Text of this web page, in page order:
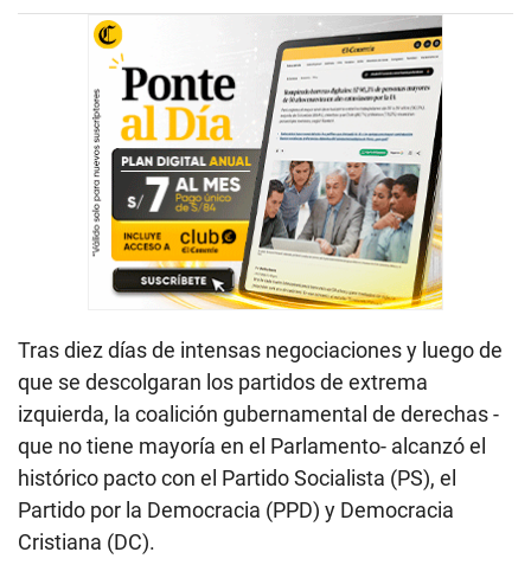
Tras diez días de intensas negociaciones y luego de
que se descolgaran los partidos de extrema
izquierda, la coalición gubernamental de derechas -
que no tiene mayoría en el Parlamento- alcanzó el
histórico pacto con el Partido Socialista (PS), el
Partido por la Democracia (PPD) y Democracia
Cristiana (DC).